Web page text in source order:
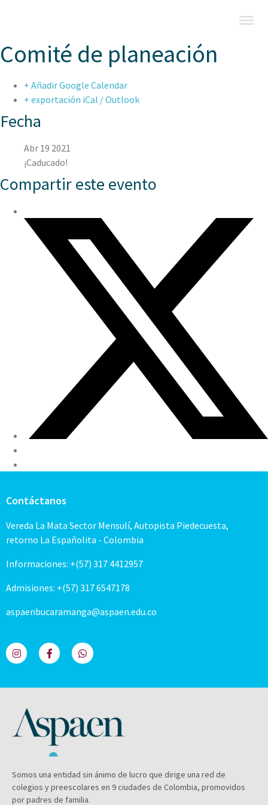
Comité de planeación
+ Añadir Google Calendar
+ exportación iCal / Outlook
Fecha
Abr 19 2021
¡Caducado!
Compartir este evento
Contáctanos
Vereda La Mata Sector Mensulí, Autopista Piedecuesta,
retorno La Españolita - Colombia
Informaciones: +(57) 317 4412957
Admisiones: +(57) 317 6547178
aspaenbucaramanga@aspaen.edu.co
Somos una entidad sin ánimo de lucro que dirige una red de
colegios y preescolares en 9 ciudades de Colombia, promovidos
por padres de familia.